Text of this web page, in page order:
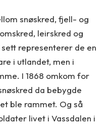
snøskred, fjell- og
leirskred og
representerer de en
i utlandet, men i
I 1868 omkom for
da bebygde
ble rammet. Og så
livet i Vassdalen i